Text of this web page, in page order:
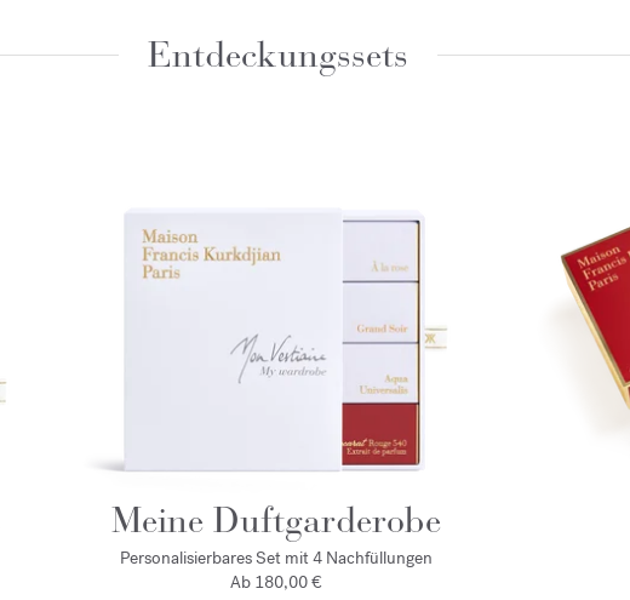
Entdeckungssets
Meine Duftgarderobe
Personalisierbares Set mit 4 Nachfüllungen
Ab 180,00 €